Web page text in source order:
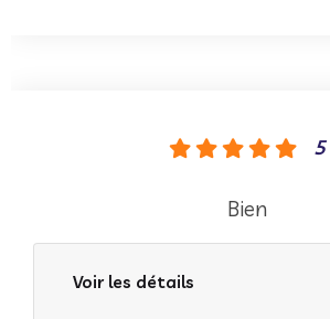
5
Bien
Voir les détails